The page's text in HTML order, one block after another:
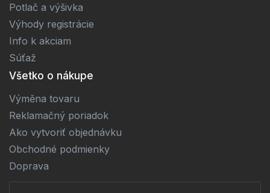
Potlač a výšivka
Výhody registrácie
Info k akciam
Súťaž
Všetko o nákupe
Výměna tovaru
Reklamačný poriadok
Ako vytvoriť objednávku
Obchodné podmienky
Doprava